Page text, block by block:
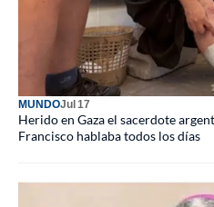
MUNDOJul 17
Herido en Gaza el sacerdote
Francisco hablaba todos los días